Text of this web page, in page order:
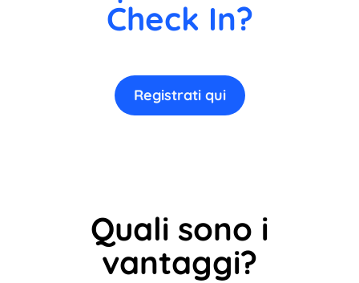
Check In?
Registrati qui
Quali sono i
vantaggi?